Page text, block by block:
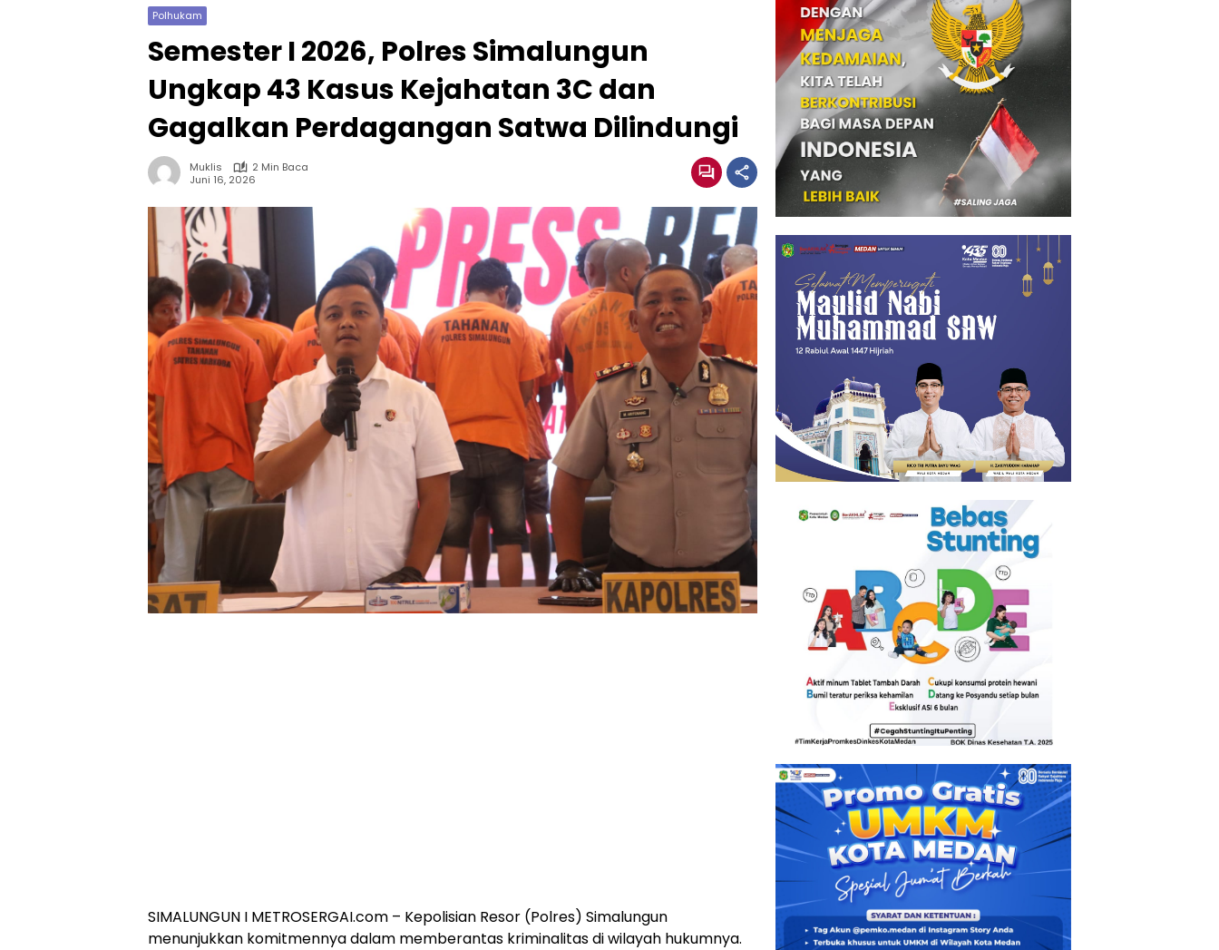
Polhukam
Semester I 2026, Polres Simalungun
Ungkap 43 Kasus Kejahatan 3C dan
Gagalkan Perdagangan Satwa Dilindungi
Muklis
2 Min Baca
Juni 16, 2026
SIMALUNGUN I METROSERGAI.com – Kepolisian Resor (Polres) Simalungun
menunjukkan komitmennya dalam memberantas kriminalitas di wilayah hukumnya.